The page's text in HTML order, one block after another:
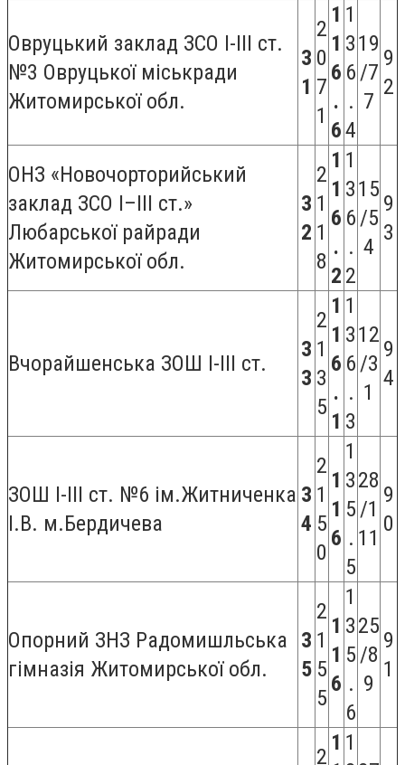
Овруцький заклад ЗСО I-III ст.
№3 Овруцької міськради
Житомирської обл.
3
1
2
0
7
1
1
1
6
.
6
1
3
6
.
4
19
/7
7
9
2
ОНЗ «Новочорторийський
заклад ЗСО І–ІІІ ст.»
Любарської райради
Житомирської обл.
3
2
2
1
1
8
1
1
6
.
2
1
3
6
.
2
15
/5
4
9
3
Вчорайшенська ЗОШ I-III ст.
3
3
2
1
3
5
1
1
6
.
1
1
3
6
.
3
12
/3
1
9
4
ЗОШ I-III ст. №6 ім.Житниченка
І.В. м.Бердичева
3
4
2
1
5
0
1
1
6
1
3
5
.
5
28
/1
11
9
0
Опорний ЗНЗ Радомишльська
гімназія Житомирської обл.
3
5
2
1
5
5
1
1
6
1
3
5
.
6
25
/8
9
9
1
2
1 1